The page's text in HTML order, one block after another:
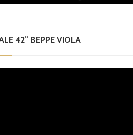
42° BEPPE VIOLA